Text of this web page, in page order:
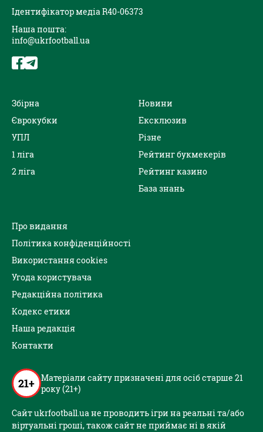
Ідентифікатор медіа R40-06373
Наша пошта:
info@ukrfootball.ua
Збірна
Єврокубки
УПЛ
1 ліга
2 ліга
Новини
Ексклюзив
Різне
Рейтинг букмекерів
Рейтинг казино
База знань
Про видання
Політика конфіденційності
Використання cookies
Угода користувача
Редакційна політика
Кодекс етики
Наша редакція
Контакти
21+ Матеріали сайту призначені для осіб старше 21
року (21+)
Сайт ukrfootball.ua не проводить ігри на реальні та/або
віртуальні гроші, також сайт не приймає ні в якій